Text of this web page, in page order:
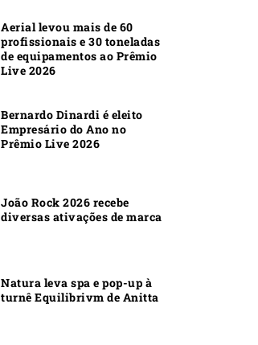
Aerial levou mais de 60
profissionais e 30 toneladas
de equipamentos ao Prêmio
Live 2026
Bernardo Dinardi é eleito
Empresário do Ano no
Prêmio Live 2026
João Rock 2026 recebe
diversas ativações de marca
Natura leva spa e pop-up à
turnê Equilibrivm de Anitta